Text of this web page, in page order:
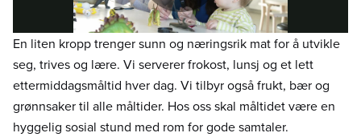
En liten kropp trenger sunn og næringsrik mat for å utvikle
seg, trives og lære. Vi serverer frokost, lunsj og et lett
ettermiddagsmåltid hver dag. Vi tilbyr også frukt, bær og
grønnsaker til alle måltider. Hos oss skal måltidet være en
hyggelig sosial stund med rom for gode samtaler.